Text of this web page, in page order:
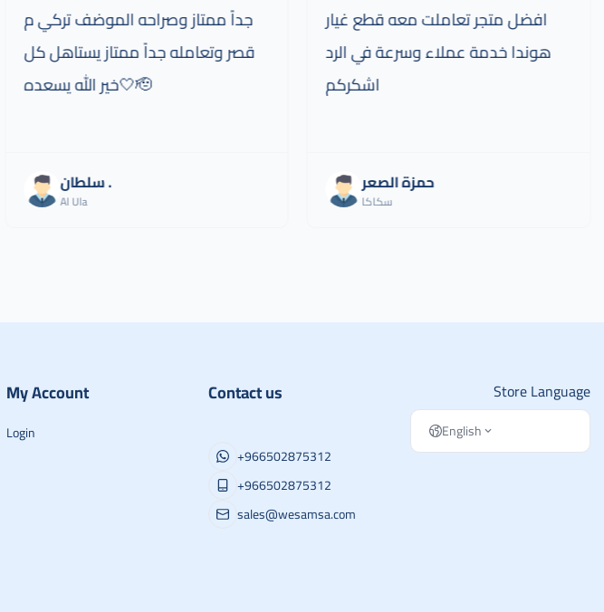
جداً ممتاز وصراحه الموضف تركي م
قصر وتعامله جداً ممتاز يستاهل كل
خير الله يسعده🤍🫡
سلطان .
Al Ula
افضل متجر تعاملت معه قطع غيار
هوندا خدمة عملاء وسرعة في الرد
اشكركم
حمزة الصعر
سكاكا
My Account
Login
Contact us
+966502875312
+966502875312
sales@wesamsa.com
Store Language
English